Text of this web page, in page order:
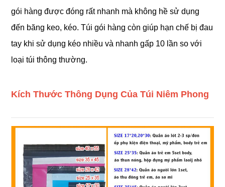
gói hàng được đóng rất nhanh mà không hề sử dụng
đến băng keo, kéo. Túi gói hàng còn giúp hạn chế bị đau
tay khi sử dụng kéo nhiều và nhanh gấp 10 lần so với
loại túi thông thường.
Kích Thước Thông Dụng Của Túi Niêm Phong